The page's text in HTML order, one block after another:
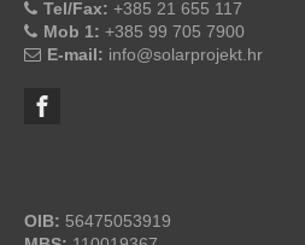
Tel/Fax: +385 21 655 117
Mob 1: +385 99 705 7900
E-mail: info@solarprojekt.hr
OIB: 56475053919